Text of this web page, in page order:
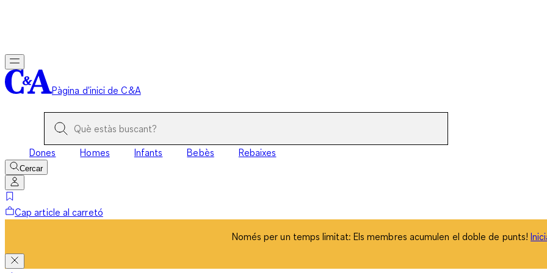
Pàgina d'inici de C&A
Dones Homes Infants Bebès Rebaixes
Cercar
Cap article al carretó
Només per un temps limitat: Els membres acumulen el doble de punts!